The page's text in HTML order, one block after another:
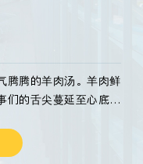
腾腾的羊肉汤。羊肉鲜
们的舌尖蔓延至心底。